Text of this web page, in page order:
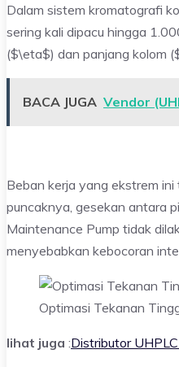
Dalam sistem kromatografi
sering kali dipacu hingga
($\eta$) dan panjang kolom
BACA JUGA Vendor
Beban kerja yang ekstrem
puncaknya, gesekan antara
Maintenance Pump tidak
menyebabkan kebocoran
Optimasi Tekanan
lihat juga :Distributor